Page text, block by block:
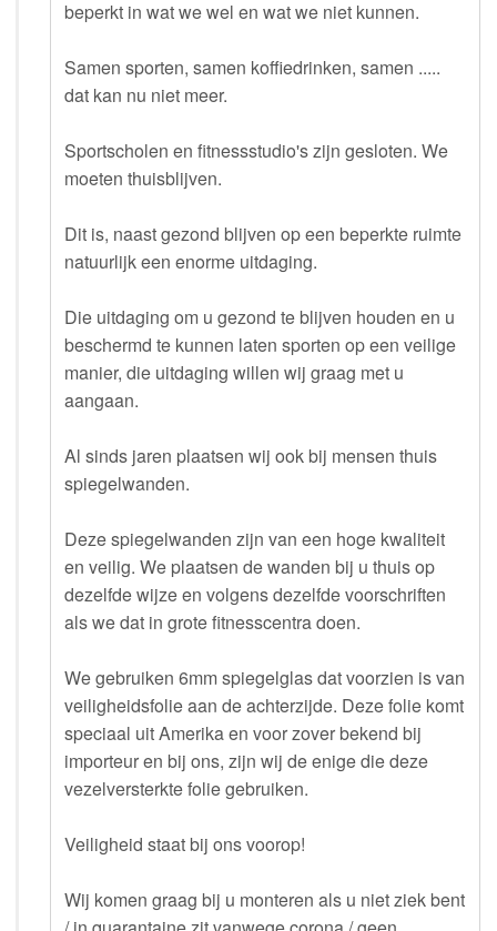
beperkt in wat we wel en wat we niet kunnen.
Samen sporten, samen koffiedrinken, samen .....
dat kan nu niet meer.
Sportscholen en fitnessstudio's zijn gesloten. We
moeten thuisblijven.
Dit is, naast gezond blijven op een beperkte ruimte
natuurlijk een enorme uitdaging.
Die uitdaging om u gezond te blijven houden en u
beschermd te kunnen laten sporten op een veilige
manier, die uitdaging willen wij graag met u
aangaan.
Al sinds jaren plaatsen wij ook bij mensen thuis
spiegelwanden.
Deze spiegelwanden zijn van een hoge kwaliteit
en veilig. We plaatsen de wanden bij u thuis op
dezelfde wijze en volgens dezelfde voorschriften
als we dat in grote fitnesscentra doen.
We gebruiken 6mm spiegelglas dat voorzien is van
veiligheidsfolie aan de achterzijde. Deze folie komt
speciaal uit Amerika en voor zover bekend bij
importeur en bij ons, zijn wij de enige die deze
vezelversterkte folie gebruiken.
Veiligheid staat bij ons voorop!
Wij komen graag bij u monteren als u niet ziek bent